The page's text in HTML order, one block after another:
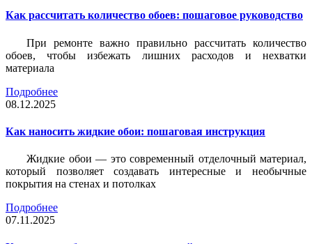
Как рассчитать количество обоев: пошаговое руководство
При ремонте важно правильно рассчитать количество
обоев, чтобы избежать лишних расходов и нехватки
материала
Подробнее
08.12.2025
Как наносить жидкие обои: пошаговая инструкция
Жидкие обои — это современный отделочный материал,
который позволяет создавать интересные и необычные
покрытия на стенах и потолках
Подробнее
07.11.2025